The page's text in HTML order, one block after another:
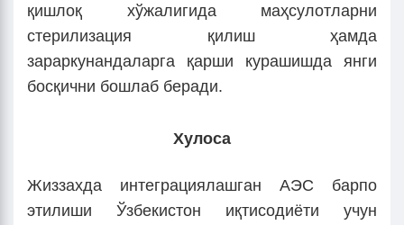
қишлоқ хўжалигида маҳсулотларни
стерилизация қилиш ҳамда
зараркунандаларга қарши курашишда янги
босқични бошлаб беради.
Хулоса
Жиззахда интеграциялашган АЭС барпо
этилиши Ўзбекистон иқтисодиёти учун